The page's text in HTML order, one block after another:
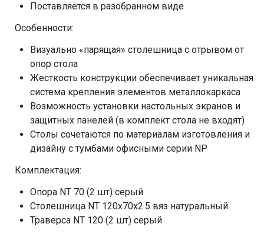
Поставляется в разобранном виде
Особенности:
Визуально «парящая» столешница с отрывом от
опор стола
Жесткость конструкции обеспечивает уникальная
система крепления элементов металлокаркаса
Возможность установки настольных экранов и
защитных панелей (в комплект стола не входят)
Столы сочетаются по материалам изготовления и
дизайну с тумбами офисными серии NP
Комплектация:
Опора NT 70 (2 шт) серый
Столешница NT 120х70х2.5 вяз натуральный
Траверса NT 120 (2 шт) серый